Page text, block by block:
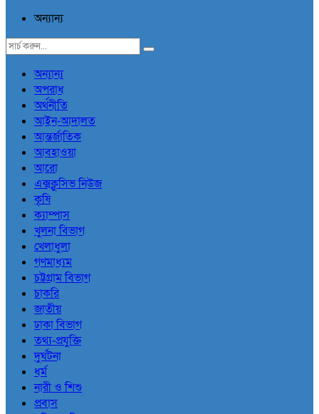
অন্যান্য
অন্যান্য
অপরাধ
অর্থনীতি
আইন-আদালত
আন্তর্জাতিক
আবহাওয়া
আরো
এক্সক্লুসিভ নিউজ
কৃষি
ক্যাম্পাস
খুলনা বিভাগ
খেলাধুলা
গণমাধ্যম
চট্টগ্রাম বিভাগ
চাকরি
জাতীয়
ঢাকা বিভাগ
তথ্য-প্রযুক্তি
দুর্ঘটনা
ধর্ম
নারী ও শিশু
প্রবাস